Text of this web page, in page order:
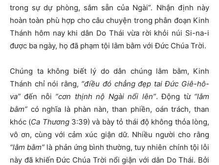
trong sự dự phòng, sắm sẵn của Ngài”. Nhận định này
hoàn toàn phù hợp cho câu chuyện trong phân đoạn Kinh
Thánh hôm nay khi dân Do Thái vừa rời khỏi núi Si-na-i
được ba ngày, họ đã phạm tội lằm bằm với Đức Chúa Trời.
Chúng ta không biết lý do dân chúng lằm bằm, Kinh
Thánh chỉ nói rằng, “điều đó chẳng đẹp tai Ðức Giê-hô-
va” đến nỗi “cơn thịnh nộ Ngài nổi lên”. Động từ “lằm
bằm” có nghĩa là phàn nàn, than phiền, oán trách, than
khóc (Ca Thương3:39) và bày tỏ thái độ không thỏa lòng,
vô ơn, cùng với cảm xúc giận dữ. Nhiều người cho rằng
“lằm bằm” là phản ứng bình thường, tuy nhiên chính tội lỗi
này đã khiến Đức Chúa Trời nổi giận với dân Do Thái. Bởi